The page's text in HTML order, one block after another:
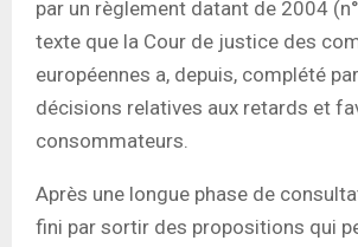
par un règlement datant de 2004
texte que la Cour de justice des
européennes a, depuis, complété
décisions relatives aux retards et
consommateurs.
Après une longue phase de
fini par sortir des propositions qui